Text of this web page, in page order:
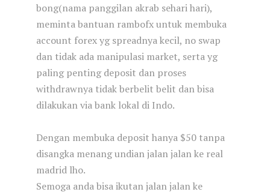
bong(nama panggilan akrab sehari hari),
meminta bantuan rambofx untuk membuka
account forex yg spreadnya kecil, no swap
dan tidak ada manipulasi market, serta yg
paling penting deposit dan proses
withdrawnya tidak berbelit belit dan bisa
dilakukan via bank lokal di Indo.
Dengan membuka deposit hanya $50 tanpa
disangka menang undian jalan jalan ke real
madrid lho.
Semoga anda bisa ikutan jalan jalan ke